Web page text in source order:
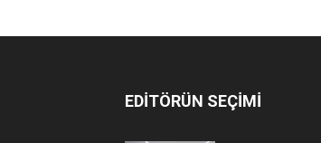
EDİTÖRÜN SEÇİMİ